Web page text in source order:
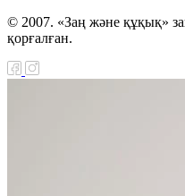
© 2007. «Заң және құқық»
қорғалған.